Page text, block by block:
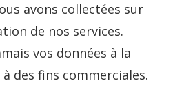
avons collectées sur
de nos services.
vos données à la
des fins commerciales.